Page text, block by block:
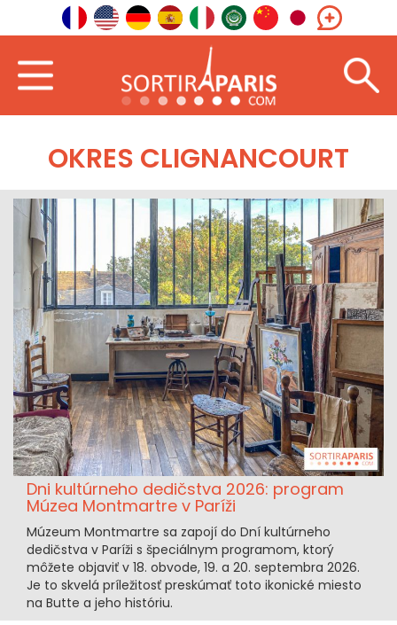
OKRES CLIGNANCOURT
Dni kultúrneho dedičstva 2026: program
Múzea Montmartre v Paríži
Múzeum Montmartre sa zapojí do Dní kultúrneho
dedičstva v Paríži s špeciálnym programom, ktorý
môžete objaviť v 18. obvode, 19. a 20. septembra 2026.
Je to skvelá príležitosť preskúmať toto ikonické miesto
na Butte a jeho históriu.